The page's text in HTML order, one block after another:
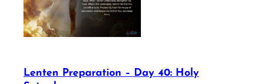
Lenten Preparation – Day 40: Holy